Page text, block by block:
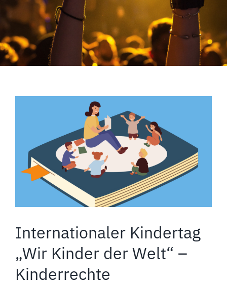
Internationaler Kindertag
„Wir Kinder der Welt“ –
Kinderrechte